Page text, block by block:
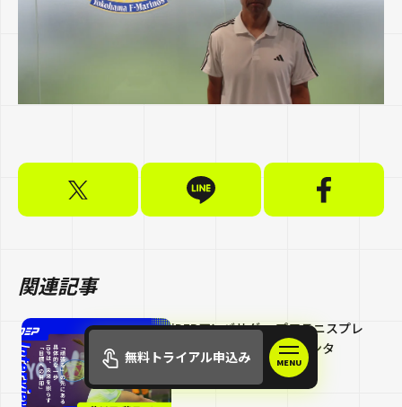
関連記事
iDEPアンバサダー プロテニスプレ
イヤー黄川田莉子選手インタ
ビュー
無料トライアル申込み